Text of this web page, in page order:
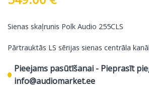
Sienas skaļrunis Polk Audio 255CLS
Pārtrauktās LS sērijas sienas centrāla
Pieejams pasūtīšanai - Pieprasīt
info@audiomarket.ee